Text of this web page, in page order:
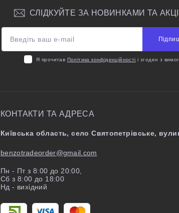
СЛІДКУЙТЕ ЗА НОВИНКАМИ ТА
Я прочитав Політика конфіденційності і згоден з
КОНТАКТИ ТА АДРЕСА
Київська область, село Святопетрівське,
benzotradeorder@gmail.com
Пн - Пт з 8:00 до 20:00,
Сб з 8:00 до 18:00
Нд - вихідний